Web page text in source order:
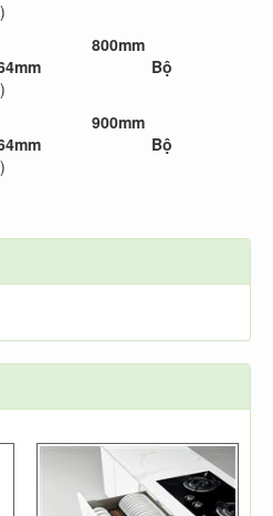
800mm
Bộ
900mm
Bộ